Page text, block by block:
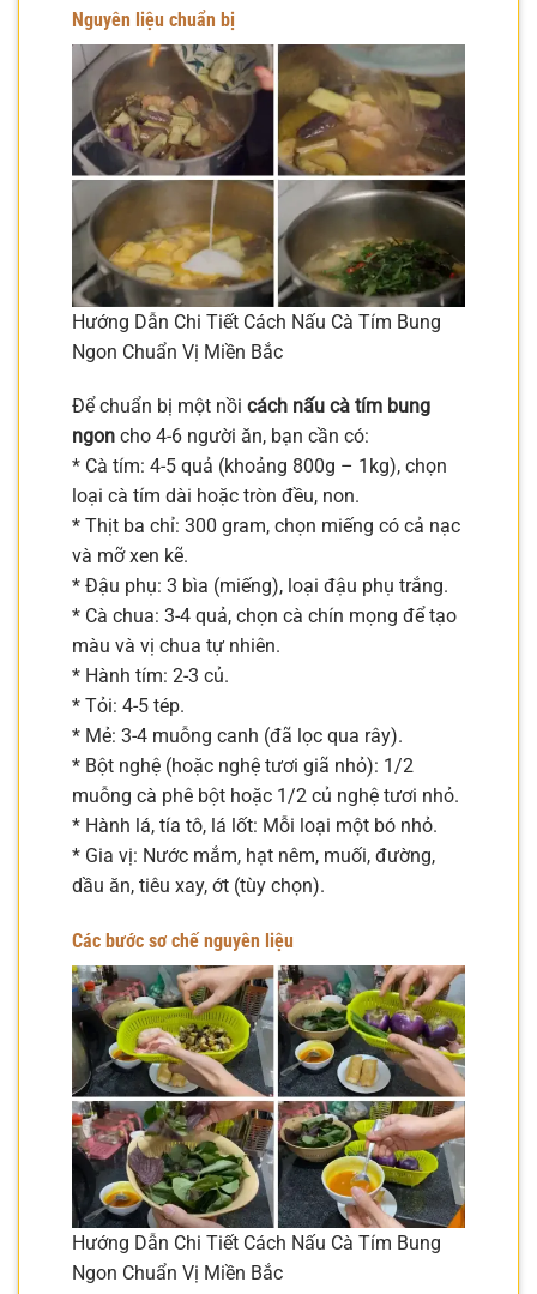
Nguyên liệu chuẩn bị
Hướng Dẫn Chi Tiết Cách Nấu Cà Tím Bung
Ngon Chuẩn Vị Miền Bắc
Để chuẩn bị một nồi cách nấu cà tím bung
ngon cho 4-6 người ăn, bạn cần có:
* Cà tím: 4-5 quả (khoảng 800g – 1kg), chọn
loại cà tím dài hoặc tròn đều, non.
* Thịt ba chỉ: 300 gram, chọn miếng có cả nạc
và mỡ xen kẽ.
* Đậu phụ: 3 bìa (miếng), loại đậu phụ trắng.
* Cà chua: 3-4 quả, chọn cà chín mọng để tạo
màu và vị chua tự nhiên.
* Hành tím: 2-3 củ.
* Tỏi: 4-5 tép.
* Mẻ: 3-4 muỗng canh (đã lọc qua rây).
* Bột nghệ (hoặc nghệ tươi giã nhỏ): 1/2
muỗng cà phê bột hoặc 1/2 củ nghệ tươi nhỏ.
* Hành lá, tía tô, lá lốt: Mỗi loại một bó nhỏ.
* Gia vị: Nước mắm, hạt nêm, muối, đường,
dầu ăn, tiêu xay, ớt (tùy chọn).
Các bước sơ chế nguyên liệu
Hướng Dẫn Chi Tiết Cách Nấu Cà Tím Bung
Ngon Chuẩn Vị Miền Bắc